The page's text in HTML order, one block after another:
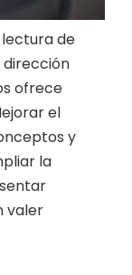
de
dirección
ofrece
el
y
la
valer